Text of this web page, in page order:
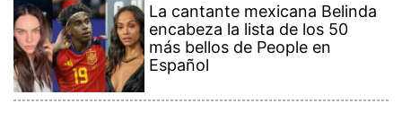
La cantante mexicana Belinda
encabeza la lista de los 50
más bellos de People en
Español